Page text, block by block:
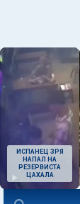
ИСПАНЕЦ ЗРЯ
НАПАЛ НА
РЕЗЕРВИСТА
ЦАХАЛА